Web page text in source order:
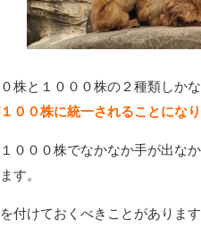
株と１０００株の２種類しかな
００株に統一されることになり
０００株でなかなか手が出な
す。
付けておくべきことがあります